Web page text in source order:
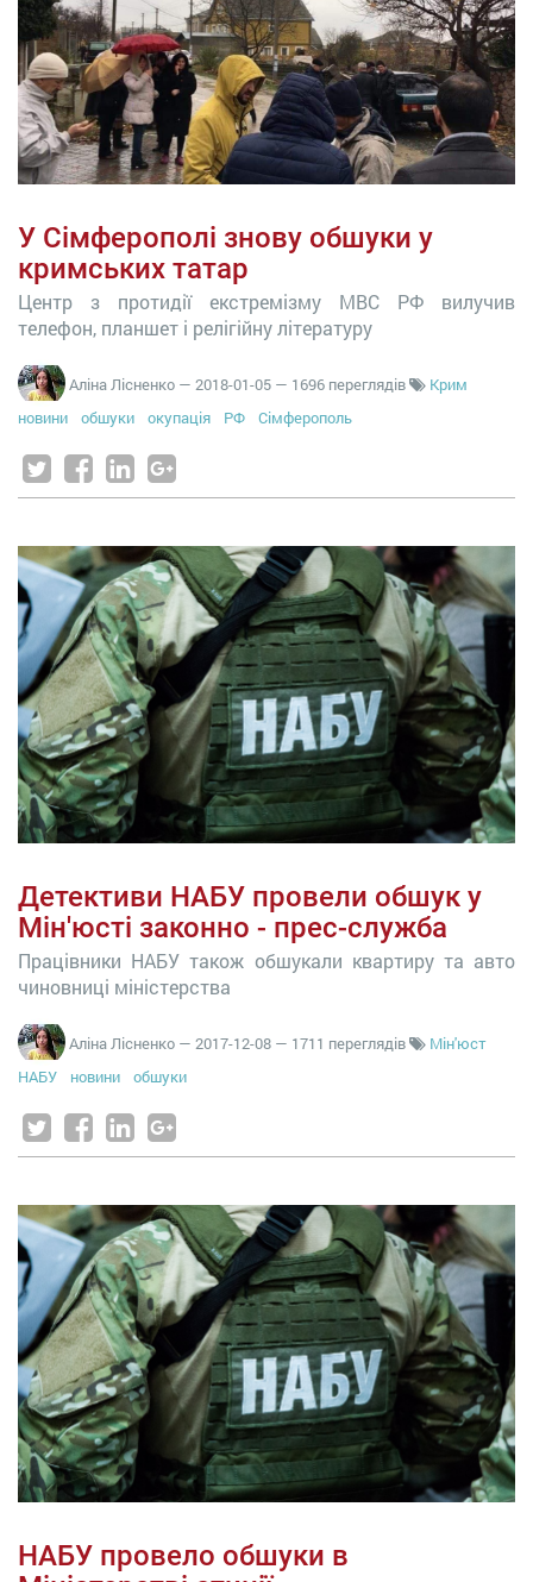
У Сімферополі знову обшуки у
кримських татар
Центр з протидії екстремізму МВС РФ вилучив
телефон, планшет і релігійну літературу
Аліна Лісненко — 2018-01-05 — 1696 переглядів
Крим
новини
обшуки окупація РФ Сімферополь
Детективи НАБУ провели обшук у
Мін'юсті законно - прес-служба
Працівники НАБУ також обшукали квартиру та авто
чиновниці міністерства
Аліна Лісненко — 2017-12-08 — 1711 переглядів
Мін'юст
НАБУ
новини обшуки
НАБУ провело обшуки в